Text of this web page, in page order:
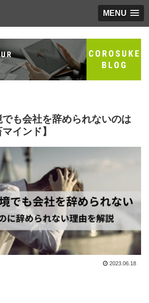
MENU
でも会社を辞められないのは
インド】
2023.06.18